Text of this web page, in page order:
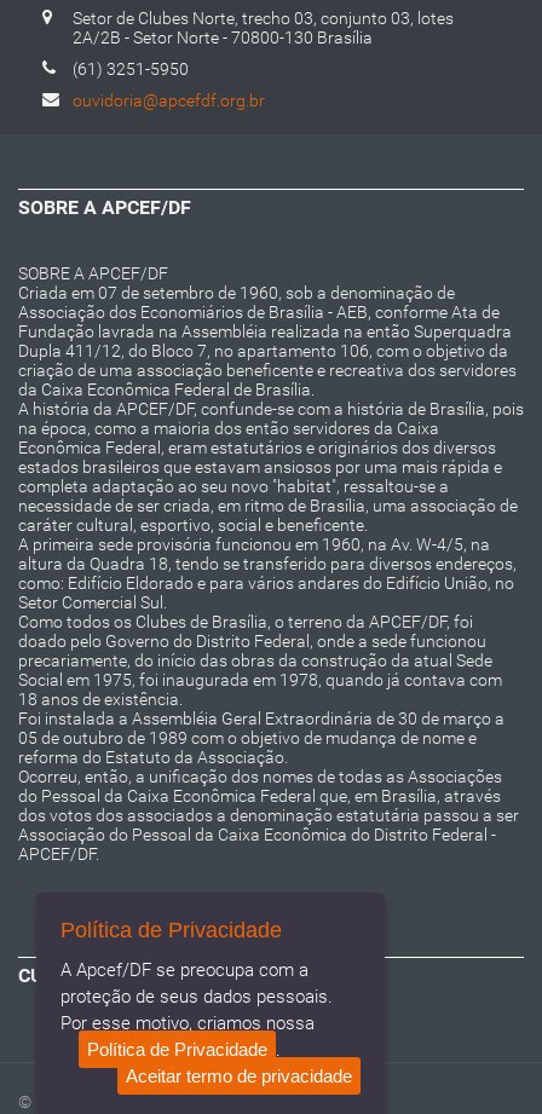
Setor de Clubes Norte, trecho 03, conjunto 03, lotes
2A/2B - Setor Norte - 70800-130 Brasília
(61) 3251-5950
ouvidoria@apcefdf.org.br
SOBRE A APCEF/DF
SOBRE A APCEF/DF
Criada em 07 de setembro de 1960, sob a denominação de
Associação dos Economiários de Brasília - AEB, conforme Ata de
Fundação lavrada na Assembléia realizada na então Superquadra
Dupla 411/12, do Bloco 7, no apartamento 106, com o objetivo da
criação de uma associação beneficente e recreativa dos servidores
da Caixa Econômica Federal de Brasília.
A história da APCEF/DF, confunde-se com a história de Brasília, pois
na época, como a maioria dos então servidores da Caixa
Econômica Federal, eram estatutários e originários dos diversos
estados brasileiros que estavam ansiosos por uma mais rápida e
completa adaptação ao seu novo "habitat", ressaltou-se a
necessidade de ser criada, em ritmo de Brasília, uma associação de
caráter cultural, esportivo, social e beneficente.
A primeira sede provisória funcionou em 1960, na Av. W-4/5, na
altura da Quadra 18, tendo se transferido para diversos endereços,
como: Edifício Eldorado e para vários andares do Edifício União, no
Setor Comercial Sul.
Como todos os Clubes de Brasília, o terreno da APCEF/DF, foi
doado pelo Governo do Distrito Federal, onde a sede funcionou
precariamente, do início das obras da construção da atual Sede
Social em 1975, foi inaugurada em 1978, quando já contava com
18 anos de existência.
Foi instalada a Assembléia Geral Extraordinária de 30 de março a
05 de outubro de 1989 com o objetivo de mudança de nome e
reforma do Estatuto da Associação.
Ocorreu, então, a unificação dos nomes de todas as Associações
do Pessoal da Caixa Econômica Federal que, em Brasília, através
dos votos dos associados a denominação estatutária passou a ser
Associação do Pessoal da Caixa Econômica do Distrito Federal -
APCEF/DF.
CURTA NOSSA PÁGINA
Política de Privacidade
A Apcef/DF se preocupa com a
proteção de seus dados pessoais.
Por esse motivo, criamos nossa
Política de Privacidade .
Aceitar termo de privacidade
© 2020